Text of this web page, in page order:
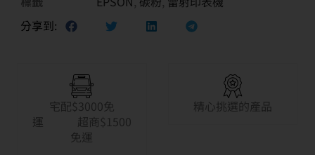
分享到:
宅配$3000免
運 超商$1500
免運
精心挑選的產品